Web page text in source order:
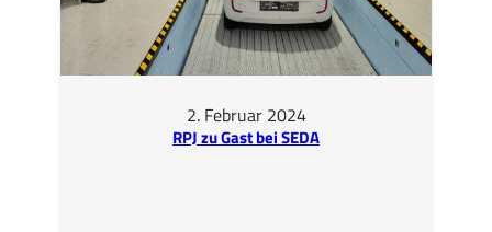
2. Februar 2024
RPJ zu Gast bei SEDA